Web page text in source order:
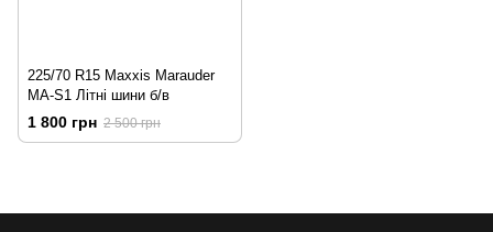
225/70 R15 Maxxis Marauder
MA-S1 Літні шини б/в
1 800 грн 2 500 грн